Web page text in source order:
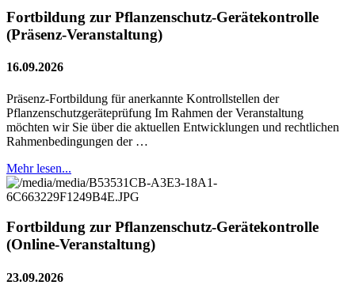
Fortbildung zur Pflanzenschutz-Gerätekontrolle
(Präsenz-Veranstaltung)
16.09.2026
Präsenz-Fortbildung für anerkannte Kontrollstellen der
Pflanzenschutzgeräteprüfung Im Rahmen der Veranstaltung
möchten wir Sie über die aktuellen Entwicklungen und rechtlichen
Rahmenbedingungen der …
Mehr lesen...
Fortbildung zur Pflanzenschutz-Gerätekontrolle
(Online-Veranstaltung)
23.09.2026